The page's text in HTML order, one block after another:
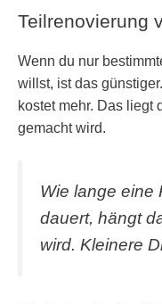
Teilrenovierung
Wenn du nur
willst, ist das
kostet mehr. Das liegt
gemacht wird.
Wie lange eine
dauert, hängt
wird. Kleinere